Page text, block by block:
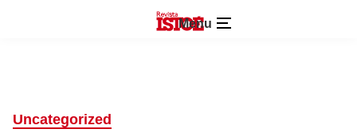
Menu
Uncategorized